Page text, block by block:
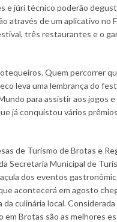
e júri técnico poderão
através de um aplicativo no
três restaurantes e o
Quem percorrer
leva uma lembrança do
para assistir aos jogos
já conquistou vários
de Turismo de Brotas e
Secretaria Municipal de
dos eventos
acontecerá em agosto
culinária local.
Brotas são as melhores